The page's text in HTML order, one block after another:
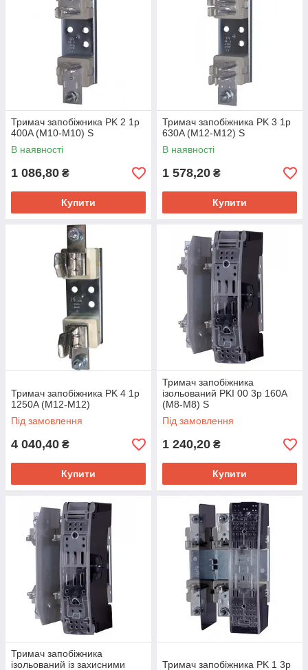
Тримач запобіжника PK 2 1p
400A (M10-M10) S
В наявності
1 086,80 ₴
Купити
Тримач запобіжника PK 3 1p
630A (M12-M12) S
В наявності
1 578,20 ₴
Купити
Тримач запобіжника PK 4 1p
1250A (M12-M12)
Під замовлення
4 040,40 ₴
Купити
Тримач запобіжника
ізольований PKI 00 3p 160A
(M8-M8) S
Під замовлення
1 240,20 ₴
Купити
Тримач запобіжника
ізольований із захисними
Тримач запобіжника PK 1 3p